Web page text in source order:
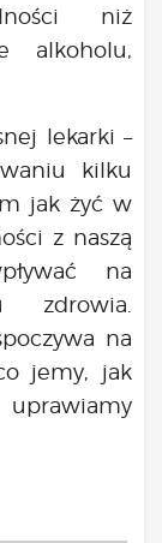
niż
alkoholu,
lekarki –
kilku
jak żyć w
z naszą
na
zdrowia.
na
jemy, jak